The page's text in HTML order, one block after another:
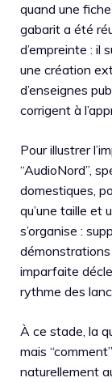
quand une
gabarit a été
d’empreinte : il
une création
d’enseignes
corrigent à
Pour illustrer
“AudioNord”,
domestiques,
qu’une taille et
s’organise :
imparfaite
rythme des
À ce stade, la
mais
naturellement